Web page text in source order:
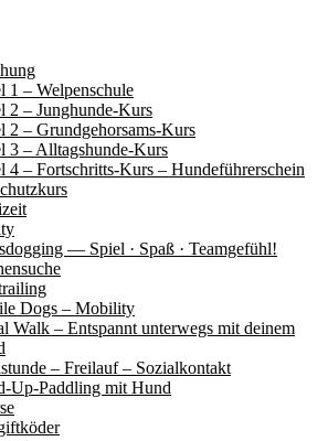
1 – Welpenschule
2 – Junghunde-Kurs
2 – Grundgehorsams-Kurs
3 – Alltagshunde-Kurs
4 – Fortschritts-Kurs – Hundeführerschein
— Spiel · Spaß · Teamgefühl!
Dogs – Mobility
Walk – Entspannt unterwegs mit deinem
– Freilauf – Sozialkontakt
Up-Paddling mit Hund